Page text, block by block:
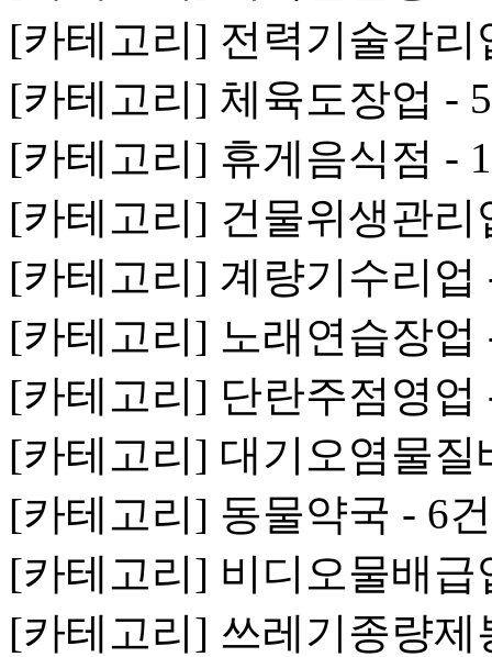
[카테고리] 전력기술감리
[카테고리] 체육도장업 -
[카테고리] 휴게음식점 -
[카테고리] 건물위생관리
[카테고리] 계량기수리업
[카테고리] 노래연습장업
[카테고리] 단란주점영업
[카테고리] 대기오염물
[카테고리] 동물약국 - 6건
[카테고리] 비디오물배급
[카테고리] 쓰레기종량제